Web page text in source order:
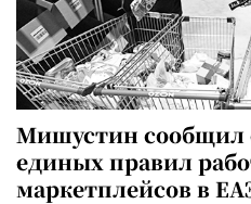
Мишустин сообщил
единых правил
маркетплейсов в